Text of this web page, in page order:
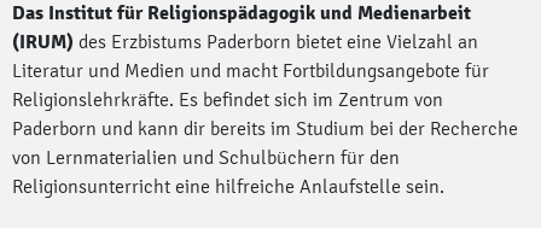
Das Institut für Religionspädagogik und Medienarbeit
(IRUM) des Erzbistums Paderborn bietet eine Vielzahl an
Literatur und Medien und macht Fortbildungsangebote für
Religionslehrkräfte. Es befindet sich im Zentrum von
Paderborn und kann dir bereits im Studium bei der Recherche
von Lernmaterialien und Schulbüchern für den
Religionsunterricht eine hilfreiche Anlaufstelle sein.